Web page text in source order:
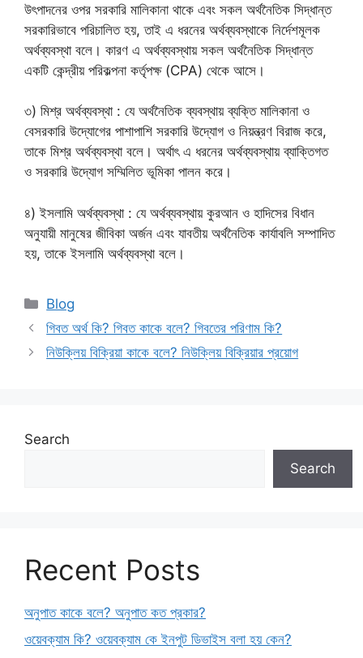
উৎপাদনের ওপর সরকারি মালিকানা থাকে এবং সকল অর্থনৈতিক সিদ্ধান্ত
সরকারিভাবে পরিচালিত হয়, তাই এ ধরনের অর্থব্যবস্থাকে নির্দেশমূলক
অর্থব্যবস্থা বলে। কারণ এ অর্থব্যবস্থায় সকল অর্থনৈতিক সিদ্ধান্ত
একটি কেন্দ্রীয় পরিকল্পনা কর্তৃপক্ষ (CPA) থেকে আসে।
৩) মিশ্র অর্থব্যবস্থা : যে অর্থনৈতিক ব্যবস্থায় ব্যক্তি মালিকানা ও
বেসরকারি উদ্যোগের পাশাপাশি সরকারি উদ্যোগ ও নিয়ন্ত্রণ বিরাজ করে,
তাকে মিশ্র অর্থব্যবস্থা বলে। অর্থাৎ এ ধরনের অর্থব্যবস্থায় ব্যাক্তিগত
ও সরকারি উদ্যোগ সম্মিলিত ভূমিকা পালন করে।
৪) ইসলামি অর্থব্যবস্থা : যে অর্থব্যবস্থায় কুরআন ও হাদিসের বিধান
অনুযায়ী মানুষের জীবিকা অর্জন এবং যাবতীয় অর্থনৈতিক কার্যাবলি সম্পাদিত
হয়, তাকে ইসলামি অর্থব্যবস্থা বলে।
Categories
Blog
গিবত অর্থ কি? গিবত কাকে বলে? গিবতের পরিণাম কি?
নিউক্লিয় বিক্রিয়া কাকে বলে? নিউক্লিয় বিক্রিয়ার প্রয়োগ
Search
Search
Recent Posts
অনুপাত কাকে বলে? অনুপাত কত প্রকার?
ওয়েবক্যাম কি? ওয়েবক্যাম কে ইনপুট ডিভাইস বলা হয় কেন?